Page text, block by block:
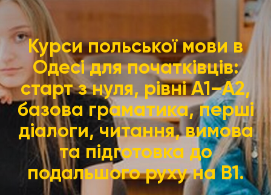
Курси польської мови в
Одесі для початківців:
старт з нуля, рівні A1–A2,
базова граматика, перші
діалоги, читання, вимова
та підготовка до
подальшого руху на B1.